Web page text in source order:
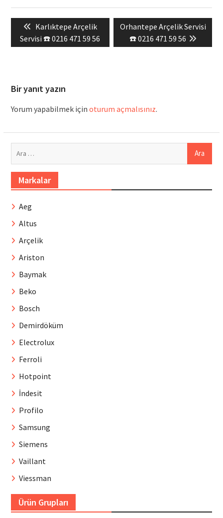
gezinmesi
Previous
post:
Karlıktepe Arçelik
Servisi ☎️ 0216 471 59 56
Next
post:
Orhantepe Arçelik Servisi
☎️ 0216 471 59 56
Bir yanıt yazın
Yorum yapabilmek için oturum açmalısınız.
Markalar
Aeg
Altus
Arçelik
Ariston
Baymak
Beko
Bosch
Demirdöküm
Electrolux
Ferroli
Hotpoint
İndesit
Profilo
Samsung
Siemens
Vaillant
Viessman
Ürün Grupları